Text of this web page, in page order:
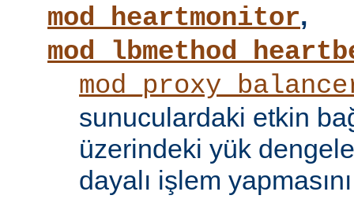
mod_heartmonitor,
sunuculardaki etkin
üzerindeki yük
dayalı işlem